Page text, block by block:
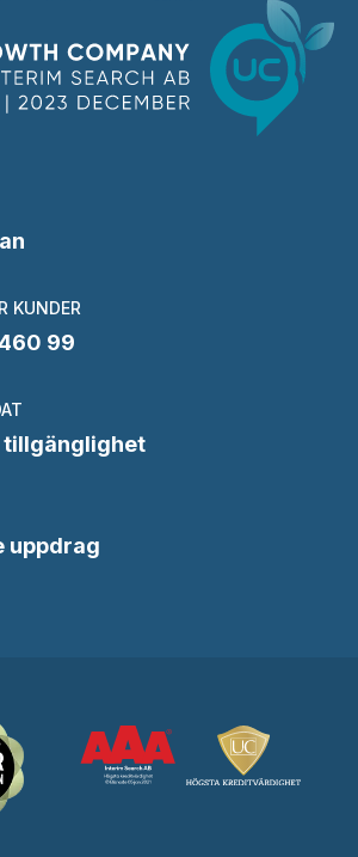
KUNDER
99
tillgänglighet
uppdrag